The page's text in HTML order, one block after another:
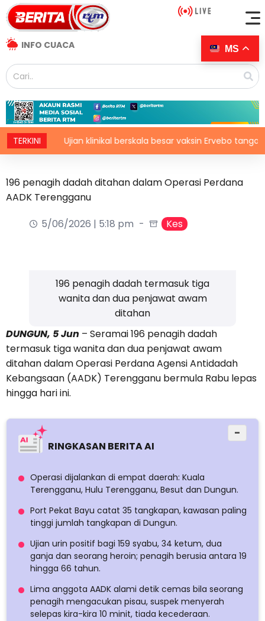
INFO CUACA
TERKINIUjian klinikal berskala besar vaksin Ervebo tangani
196 penagih dadah ditahan dalam Operasi Perdana
AADK Terengganu
5/06/2026 | 5:18 pm
Kes
196 penagih dadah termasuk tiga
wanita dan dua penjawat awam
ditahan
DUNGUN, 5 Jun – Seramai 196 penagih dadah
termasuk tiga wanita dan dua penjawat awam
ditahan dalam Operasi Perdana Agensi Antidadah
Kebangsaan (AADK) Terengganu bermula Rabu lepas
hingga hari ini.
RINGKASAN BERITA AI
−
Operasi dijalankan di empat daerah: Kuala
Terengganu, Hulu Terengganu, Besut dan Dungun.
Port Pekat Bayu catat 35 tangkapan, kawasan paling
tinggi jumlah tangkapan di Dungun.
Ujian urin positif bagi 159 syabu, 34 ketum, dua
ganja dan seorang heroin; penagih berusia antara 19
hingga 66 tahun.
Lima anggota AADK alami detik cemas bila seorang
penagih mengacukan pisau, suspek menyerah
selepas kira-kira 10 minit, tiada kecederaan.
MS